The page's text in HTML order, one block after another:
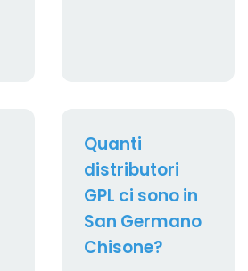
Quanti
distributori
GPL ci sono in
San Germano
Chisone?